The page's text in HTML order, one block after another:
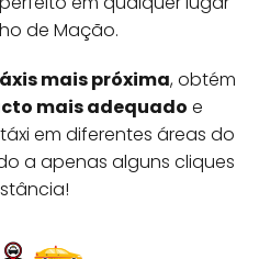
de Mação.
mais próxima, obtém
mais adequado e
em diferentes áreas do
a apenas alguns cliques